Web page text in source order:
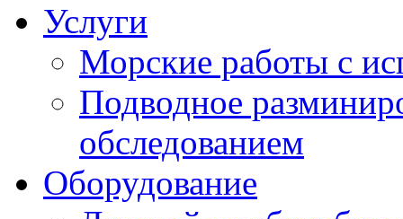
Услуги
Морские работы с
Подводное
обследованием
Оборудование